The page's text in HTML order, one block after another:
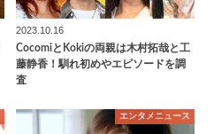
2023.10.16
CocomiとKokiの両親は木村拓哉と工
藤静香！馴れ初めやエピソードを調
査
エンタメニュース